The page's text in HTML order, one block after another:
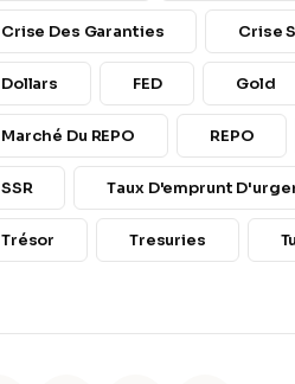
Crise Des Garanties Crise
Dollars FED Gold
Marché Du REPO REPO
SSR Taux D'emprunt
Trésor Tresuries